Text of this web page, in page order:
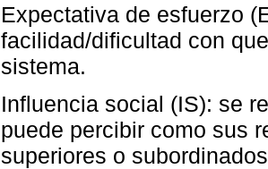
Expectativa de esfuerzo
facilidad/dificultad con
sistema.
Influencia social (IS): se
puede percibir como sus
superiores o